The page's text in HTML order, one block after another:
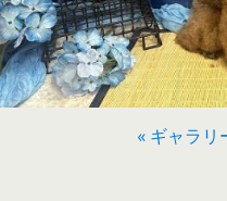
« ギャラリ